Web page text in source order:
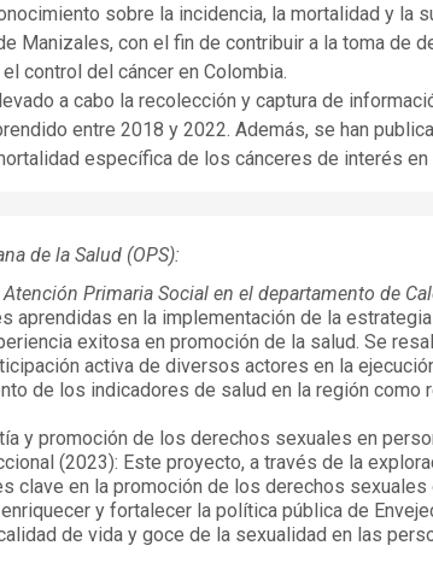
sobre la incidencia, la mortalidad y la
Manizales, con el fin de contribuir a la toma de
control del cáncer en Colombia.
a cabo la recolección y captura de
entre 2018 y 2022. Además, se han
específica de los cánceres de interés en
de la Salud (OPS):
Primaria Social en el departamento de
aprendidas en la implementación de la
exitosa en promoción de la salud. Se
activa de diversos actores en la
de los indicadores de salud en la región como
y promoción de los derechos sexuales en
(2023): Este proyecto, a través de la
clave en la promoción de los derechos
y fortalecer la política pública de
de vida y goce de la sexualidad en las